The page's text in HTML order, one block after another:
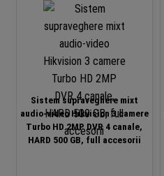
Sistem supraveghere mixt
audio-video Hikvision 3 camere
Turbo HD 2MP DVR 4 canale,
HARD 500 GB, full accesorii